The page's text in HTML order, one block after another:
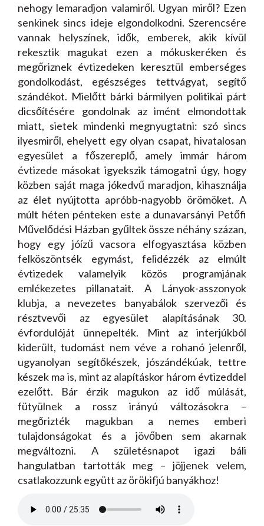
nehogy lemaradjon valamiről. Ugyan miről? Ezen
senkinek sincs ideje elgondolkodni. Szerencsére
vannak helyszínek, idők, emberek, akik kívül
rekesztik magukat ezen a mókuskeréken és
megőriznek évtizedeken keresztül emberséges
gondolkodást, egészséges tettvágyat, segítő
szándékot. Mielőtt bárki bármilyen politikai párt
dicsőítésére gondolnak az imént elmondottak
miatt, sietek mindenki megnyugtatni: szó sincs
ilyesmiről, ehelyett egy olyan csapat, hivatalosan
egyesület a főszereplő, amely immár három
évtizede másokat igyekszik támogatni úgy, hogy
közben saját maga jókedvű maradjon, kihasználja
az élet nyújtotta apróbb-nagyobb örömöket. A
múlt héten pénteken este a dunavarsányi Petőfi
Művelődési Házban gyűltek össze néhány százan,
hogy egy jóízű vacsora elfogyasztása közben
felköszöntsék egymást, felidézzék az elmúlt
évtizedek valamelyik közös programjának
emlékezetes pillanatait. A Lányok-asszonyok
klubja, a nevezetes banyabálok szervezői és
résztvevői az egyesület alapításának 30.
évfordulóját ünnepelték. Mint az interjúkból
kiderült, tudomást nem véve a rohanó jelenről,
ugyanolyan segítőkészek, jószándékúak, tettre
készek ma is, mint az alapításkor három évtizeddel
ezelőtt. Bár érzik magukon az idő múlását,
fütyülnek a rossz irányú változásokra –
megőrizték magukban a nemes emberi
tulajdonságokat és a jövőben sem akarnak
megváltozni. A születésnapot igazi báli
hangulatban tartották meg – jöjjenek velem,
csatlakozzunk együtt az örökifjú banyákhoz!